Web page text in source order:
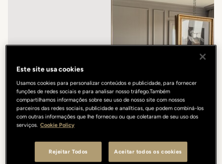
Este site usa cookies
Usamos cookies para personalizar conteúdos e publicidade, para fornecer
funções de redes sociais e para analisar nosso tráfego.Também
compartilhamos informações sobre seu uso de nosso site com nossos
parceiros das redes sociais, publicidade e analíticas, que podem combiná-los
com outras informações que lhe forneceu ou que coletaram de seu uso dos
serviços. Cookie Policy
Rejeitar Todos Aceitar todos os cookies